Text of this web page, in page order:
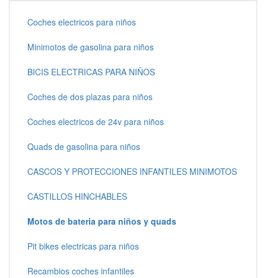
Coches electricos para niños
Minimotos de gasolina para niños
BICIS ELECTRICAS PARA NIÑOS
Coches de dos plazas para niños
Coches electricos de 24v para niños
Quads de gasolina para niños
CASCOS Y PROTECCIONES INFANTILES MINIMOTOS
CASTILLOS HINCHABLES
Motos de bateria para niños y quads
Pit bikes electricas para niños
Recambios coches infantiles